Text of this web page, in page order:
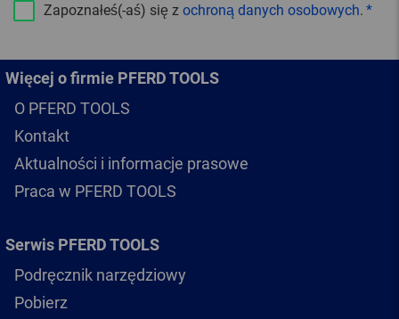
Zapoznałeś(-aś) się z ochroną danych osobowych.
Więcej o firmie PFERD TOOLS
O PFERD TOOLS
Kontakt
Aktualności i informacje prasowe
Praca w PFERD TOOLS
Serwis PFERD TOOLS
Podręcznik narzędziowy
Pobierz